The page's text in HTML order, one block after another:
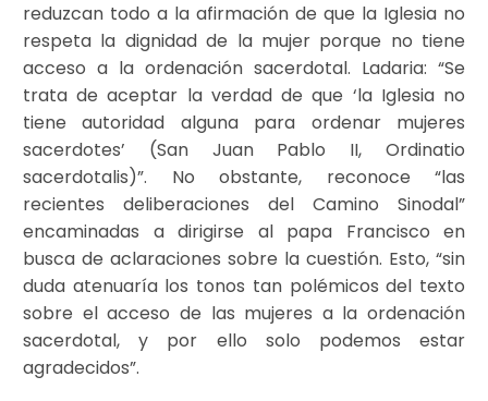
reduzcan todo a la afirmación de que la Iglesia no
respeta la dignidad de la mujer porque no tiene
acceso a la ordenación sacerdotal. Ladaria: “Se
trata de aceptar la verdad de que ‘la Iglesia no
tiene autoridad alguna para ordenar mujeres
sacerdotes’ (San Juan Pablo II, Ordinatio
sacerdotalis)”. No obstante, reconoce “las
recientes deliberaciones del Camino Sinodal”
encaminadas a dirigirse al papa Francisco en
busca de aclaraciones sobre la cuestión. Esto, “sin
duda atenuaría los tonos tan polémicos del texto
sobre el acceso de las mujeres a la ordenación
sacerdotal, y por ello solo podemos estar
agradecidos”.